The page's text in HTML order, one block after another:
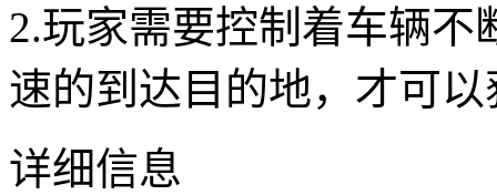
2.玩家需要控制着车辆
速的到达目的地，才可
详细信息